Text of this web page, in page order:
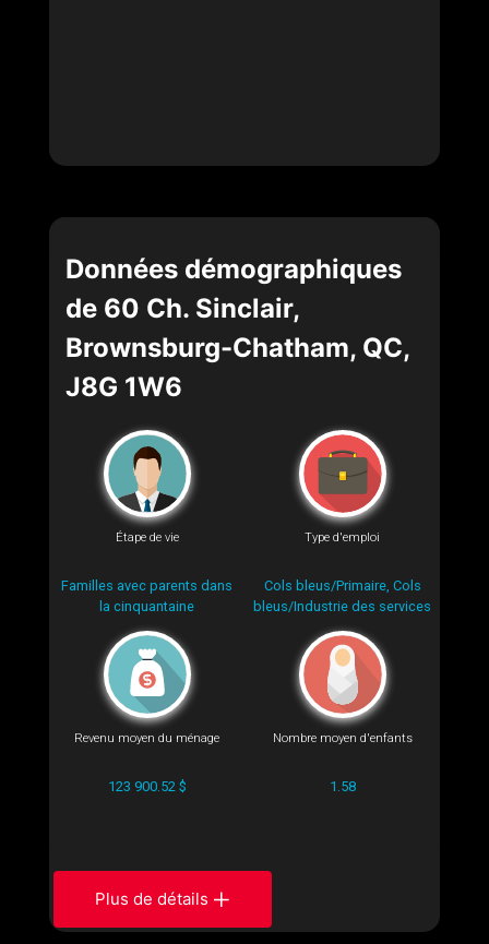
Données démographiques
de 60 Ch. Sinclair,
Brownsburg-Chatham, QC,
J8G 1W6
Étape de vie
Familles avec parents dans
la cinquantaine
Type d'emploi
Cols bleus/Primaire, Cols
bleus/Industrie des services
Revenu moyen du ménage
123 900.52 $
Nombre moyen d'enfants
1.58
Plus de détails